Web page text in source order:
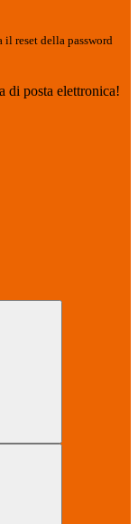
il reset della password
di posta elettronica!